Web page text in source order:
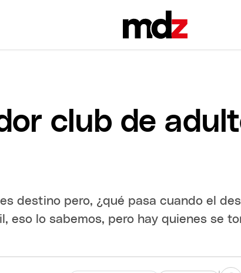
club de
destino pero, ¿qué pasa cuando el
eso lo sabemos, pero hay quienes se